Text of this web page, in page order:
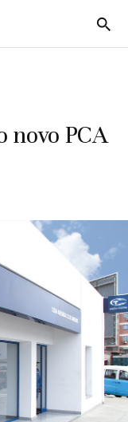
5
novo PCA